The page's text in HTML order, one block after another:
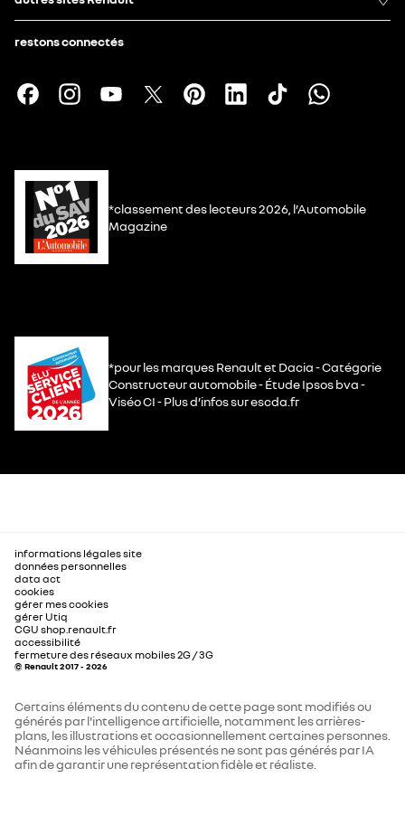
restons connectés
*classement des lecteurs 2026, l’Automobile
Magazine
*pour les marques Renault et Dacia - Catégorie
Constructeur automobile - Étude Ipsos bva -
Viséo CI - Plus d’infos sur escda.fr
informations légales site
données personnelles
data act
cookies
gérer mes cookies
gérer Utiq
CGU shop.renault.fr
accessibilité
fermeture des réseaux mobiles 2G / 3G
© Renault 2017 - 2026
Certains éléments du contenu de cette page sont modifiés ou
générés par l'intelligence artificielle, notamment les arrières-
plans, les illustrations et occasionnellement certaines personnes.
Néanmoins les véhicules présentés ne sont pas générés par IA
afin de garantir une représentation fidèle et réaliste.